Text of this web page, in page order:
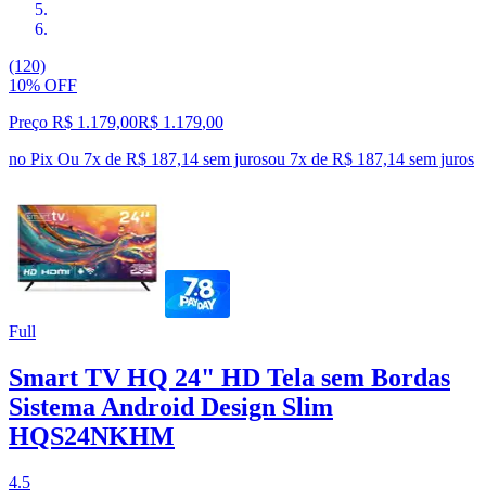
(120)
10% OFF
Preço R$ 1.179,00R$ 1.179,00
no Pix Ou 7x de R$ 187,14 sem jurosou 7x de R$ 187,14 sem juros
Full
Smart TV HQ 24" HD Tela sem Bordas
Sistema Android Design Slim
HQS24NKHM
4.5